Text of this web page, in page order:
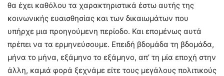
θα έχει καθόλου τα χαρακτηριστικά έστω αυτής της
κοινωνικής ευαισθησίας και των δικαιωμάτων που
υπήρχε μια προηγούμενη περίοδο. Και επομένως αυτά
πρέπει να τα ερμηνεύσουμε. Επειδή βδομάδα τη βδομάδα,
μήνα το μήνα, εξάμηνο το εξάμηνο, απ’ τη μία εποχή στην
άλλη, καμιά φορά ξεχνάμε είτε τους μεγάλους πολιτικούς